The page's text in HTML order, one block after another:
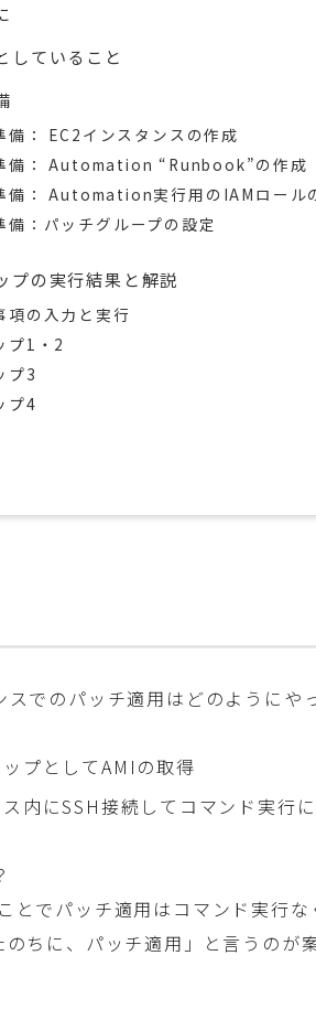
していること
備： EC2インスタンスの作成
備： Automation “Runbook”の作成
備： Automation実行用のIAMロール
備：パッチグループの設定
プの実行結果と解説
項の入力と実行
プ1・2
プ3
プ4
でのパッチ適用はどのようにや
プとしてAMIの取得
内にSSH接続してコマンド実行
でパッチ適用はコマンド実行な
のちに、パッチ適用」と言うのが